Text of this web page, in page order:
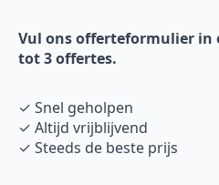
Vul ons offerteformulier
tot 3 offertes.
✓ Snel geholpen
✓ Altijd vrijblijvend
✓ Steeds de beste prijs